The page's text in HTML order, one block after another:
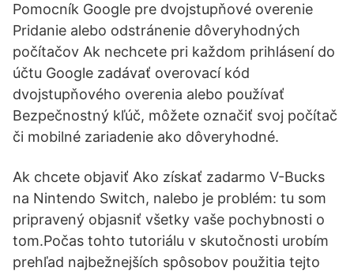
Pomocník Google pre dvojstupňové overenie
Pridanie alebo odstránenie dôveryhodných
počítačov Ak nechcete pri každom prihlásení do
účtu Google zadávať overovací kód
dvojstupňového overenia alebo používať
Bezpečnostný kľúč, môžete označiť svoj počítač
či mobilné zariadenie ako dôveryhodné.
Ak chcete objaviť Ako získať zadarmo V-Bucks
na Nintendo Switch, nalebo je problém: tu som
pripravený objasniť všetky vaše pochybnosti o
tom.Počas tohto tutoriálu v skutočnosti urobím
prehľad najbežnejších spôsobov použitia tejto